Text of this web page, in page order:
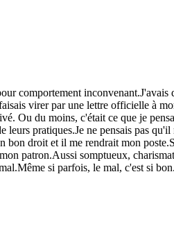
comportement inconvenant.J'avais
virer par une lettre officielle à
Ou du moins, c'était ce que je
pratiques.Je ne pensais pas
droit et il me rendrait mon
patron.Aussi somptueux,
si parfois, le mal, c'est si bon.